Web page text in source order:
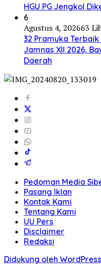
HGU PG Jengkol
6
Agustus 4, 202663
32 Pramuka
Jamnas XII 2026,
Daerah
Pedoman Media
Pasang Iklan
Kontak Kami
Tentang Kami
UU Pers
Disclaimer
Redaksi
Didukung oleh WordPress